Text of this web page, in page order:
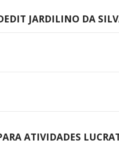
JARDILINO DA
ATIVIDADES